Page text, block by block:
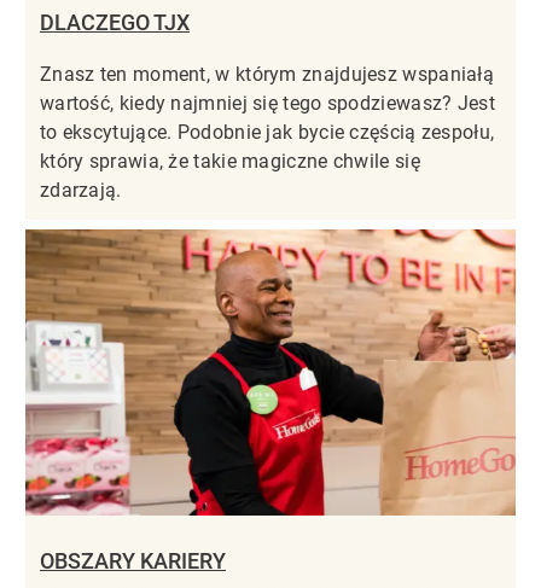
DLACZEGO TJX
Znasz ten moment, w którym znajdujesz wspaniałą
wartość, kiedy najmniej się tego spodziewasz? Jest
to ekscytujące. Podobnie jak bycie częścią zespołu,
który sprawia, że takie magiczne chwile się
zdarzają.
OBSZARY KARIERY